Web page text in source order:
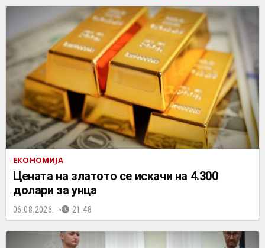
ЕКОНОМИЈА
Цената на златото се искачи на 4.300
долари за унца
06.08.2026. 21:48